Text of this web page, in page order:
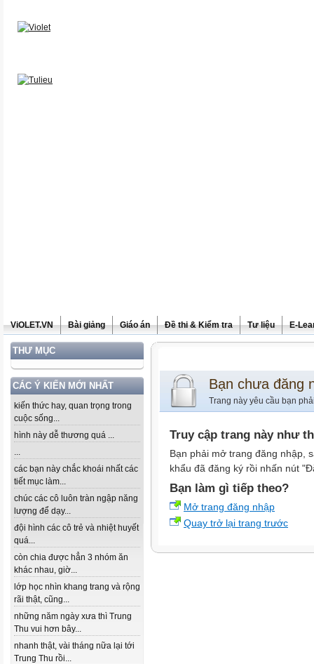
ViOLET.VN Bài giảng Giáo án Đề thi & Kiểm tra Tư liệu E-
THƯ MỤC
CÁC Ý KIẾN MỚI NHẤT
kiến thức hay, quan trọng trong
cuộc sống...
hình này dễ thương quá ...
...
các bạn này chắc khoái nhất các
tiết mục làm...
chúc các cô luôn tràn ngập năng
lượng để dạy...
đội hình các cô trẻ và nhiệt huyết
quá...
còn chia được hẳn 3 nhóm ăn
khác nhau, giờ...
lớp học nhìn khang trang và rộng
rãi thật, cũng...
những năm ngày xưa thì Trung
Thu vui hơn bây...
nhanh thật, vài tháng nữa lại tới
Trung Thu rồi...
Bạn chưa đăng
Trang này yêu cầu bạn
Truy cập trang này như
Bạn phải mở trang đăng nhập,
khẩu đã đăng ký rồi nhấn nút
Bạn làm gì tiếp theo?
Mở trang đăng nhập
Quay trở lại trang trước